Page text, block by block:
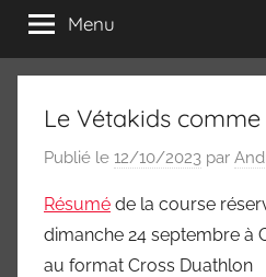
de
Triathlon
du
Val
de
Marne
(Triathlon,
Swim
Bike
Run,
Raid)
Menu
Le Vétakids
Publié le 12/10/2023 par
Résumé de la course
dimanche 24 septembre à
au format Cross Duathlon